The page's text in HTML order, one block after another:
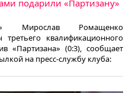
подарили «Партизану»
Мирослав Ромащенко
квалификационного
«Партизана» (0:3), сообщает
на пресс-службу клуба: